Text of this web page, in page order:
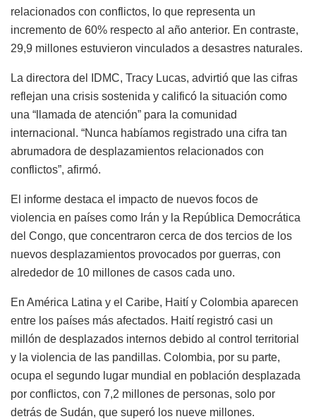
relacionados con conflictos, lo que representa un
incremento de 60% respecto al año anterior. En contraste,
29,9 millones estuvieron vinculados a desastres naturales.
La directora del IDMC, Tracy Lucas, advirtió que las cifras
reflejan una crisis sostenida y calificó la situación como
una “llamada de atención” para la comunidad
internacional. “Nunca habíamos registrado una cifra tan
abrumadora de desplazamientos relacionados con
conflictos”, afirmó.
El informe destaca el impacto de nuevos focos de
violencia en países como Irán y la República Democrática
del Congo, que concentraron cerca de dos tercios de los
nuevos desplazamientos provocados por guerras, con
alrededor de 10 millones de casos cada uno.
En América Latina y el Caribe, Haití y Colombia aparecen
entre los países más afectados. Haití registró casi un
millón de desplazados internos debido al control territorial
y la violencia de las pandillas. Colombia, por su parte,
ocupa el segundo lugar mundial en población desplazada
por conflictos, con 7,2 millones de personas, solo por
detrás de Sudán, que superó los nueve millones.